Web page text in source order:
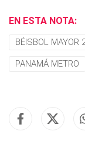
EN ESTA NOTA:
BÉISBOL MAYOR
PANAMÁ METRO